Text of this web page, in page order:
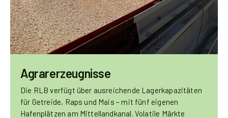
Agrarerzeugnisse
Die RLB verfügt über ausreichende Lagerkapazitäten
für Getreide, Raps und Mais – mit fünf eigenen
Hafenplätzen am Mittellandkanal. Volatile Märkte